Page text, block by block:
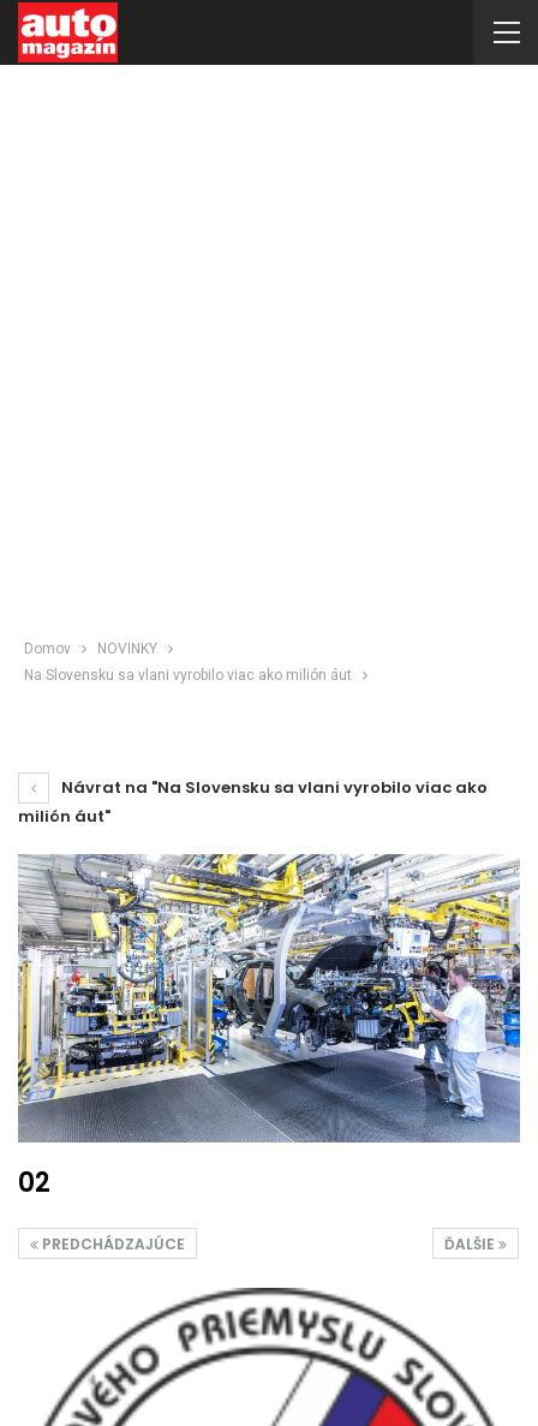
Domov
NOVINKY
Na Slovensku sa vlani vyrobilo viac ako milión áut
Návrat na "Na Slovensku sa vlani vyrobilo viac ako
milión áut"
02
ĎALŠIE
PREDCHÁDZAJÚCE